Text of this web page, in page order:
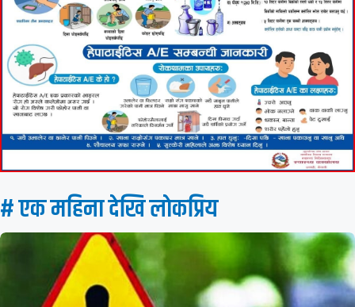
# एक महिना देखि लाेकप्रिय